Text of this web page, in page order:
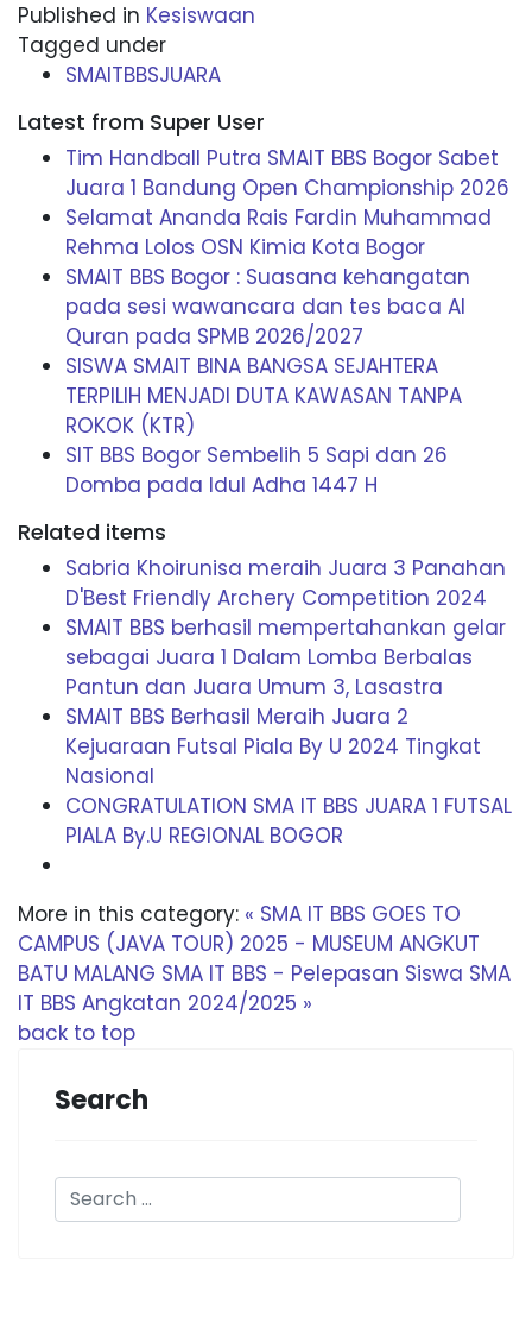
Published in Kesiswaan
Tagged under
SMAITBBSJUARA
Latest from Super User
Tim Handball Putra SMAIT BBS Bogor Sabet
Juara 1 Bandung Open Championship 2026
Selamat Ananda Rais Fardin Muhammad
Rehma Lolos OSN Kimia Kota Bogor
SMAIT BBS Bogor : Suasana kehangatan
pada sesi wawancara dan tes baca Al
Quran pada SPMB 2026/2027
SISWA SMAIT BINA BANGSA SEJAHTERA
TERPILIH MENJADI DUTA KAWASAN TANPA
ROKOK (KTR)
SIT BBS Bogor Sembelih 5 Sapi dan 26
Domba pada Idul Adha 1447 H
Related items
Sabria Khoirunisa meraih Juara 3 Panahan
D'Best Friendly Archery Competition 2024
SMAIT BBS berhasil mempertahankan gelar
sebagai Juara 1 Dalam Lomba Berbalas
Pantun dan Juara Umum 3, Lasastra
SMAIT BBS Berhasil Meraih Juara 2
Kejuaraan Futsal Piala By U 2024 Tingkat
Nasional
CONGRATULATION SMA IT BBS JUARA 1 FUTSAL
PIALA By.U REGIONAL BOGOR
More in this category: « SMA IT BBS GOES TO
CAMPUS (JAVA TOUR) 2025 - MUSEUM ANGKUT
BATU MALANG SMA IT BBS - Pelepasan Siswa SMA
IT BBS Angkatan 2024/2025 »
back to top
Search